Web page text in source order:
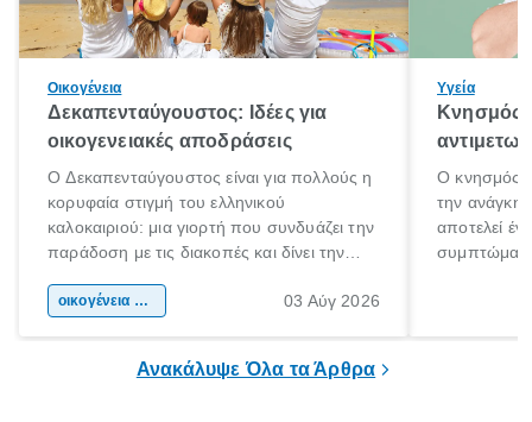
Οικογένεια
Δεκαπενταύγουστος: Ιδέες για
οικογενειακές αποδράσεις
Ο Δεκαπενταύγουστος είναι για πολλούς η
κορυφαία στιγμή του ελληνικού
καλοκαιριού: μια γιορτή που συνδυάζει την
παράδοση με τις διακοπές και δίνει την
χώρας. Είτε πρόκειται για λίγες μέρες
οικογένεια & παιδί 03 Αύγ 2026
Υγεία
Κνησμός:
Ο κνησμός
την ανάγκη
αποτελεί
Ανακάλυψε Όλα τα Άρθρα